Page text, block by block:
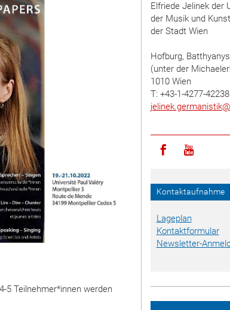
5 Teilnehmer*innen werden
Elfriede Jelinek der
der Musik und
der Stadt Wien
Hofburg,
(unter der
1010 Wien
T: +43-1-4277-42238
jelinek.germanistik@
IconIcon
Kontaktaufnahme
Lageplan
Kontaktformular
Newsletter-